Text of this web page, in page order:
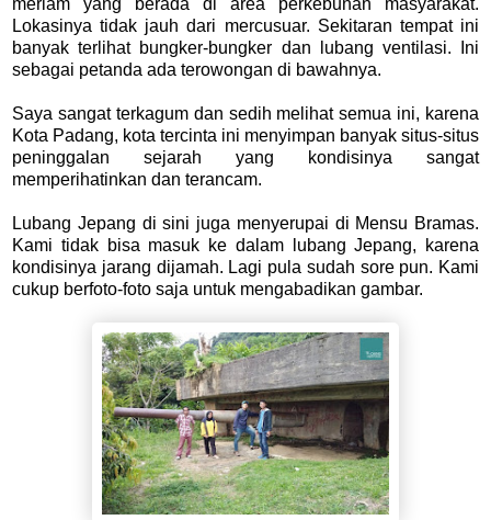
Lokasinya tidak jauh dari mercusuar. Sekitaran tempat ini
banyak terlihat bungker-bungker dan lubang ventilasi. Ini
sebagai petanda ada terowongan di bawahnya.
Saya sangat terkagum dan sedih melihat semua ini, karena
Kota Padang, kota tercinta ini menyimpan banyak situs-situs
peninggalan sejarah yang kondisinya sangat
memperihatinkan dan terancam.
Lubang Jepang di sini juga menyerupai di Mensu Bramas.
Kami tidak bisa masuk ke dalam lubang Jepang, karena
kondisinya jarang dijamah. Lagi pula sudah sore pun. Kami
cukup berfoto-foto saja untuk mengabadikan gambar.